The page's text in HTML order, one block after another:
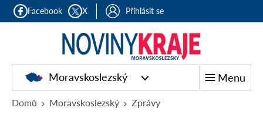
Facebook X Přihlásit se
Moravskoslezský Menu
Domů Moravskoslezský Zprávy